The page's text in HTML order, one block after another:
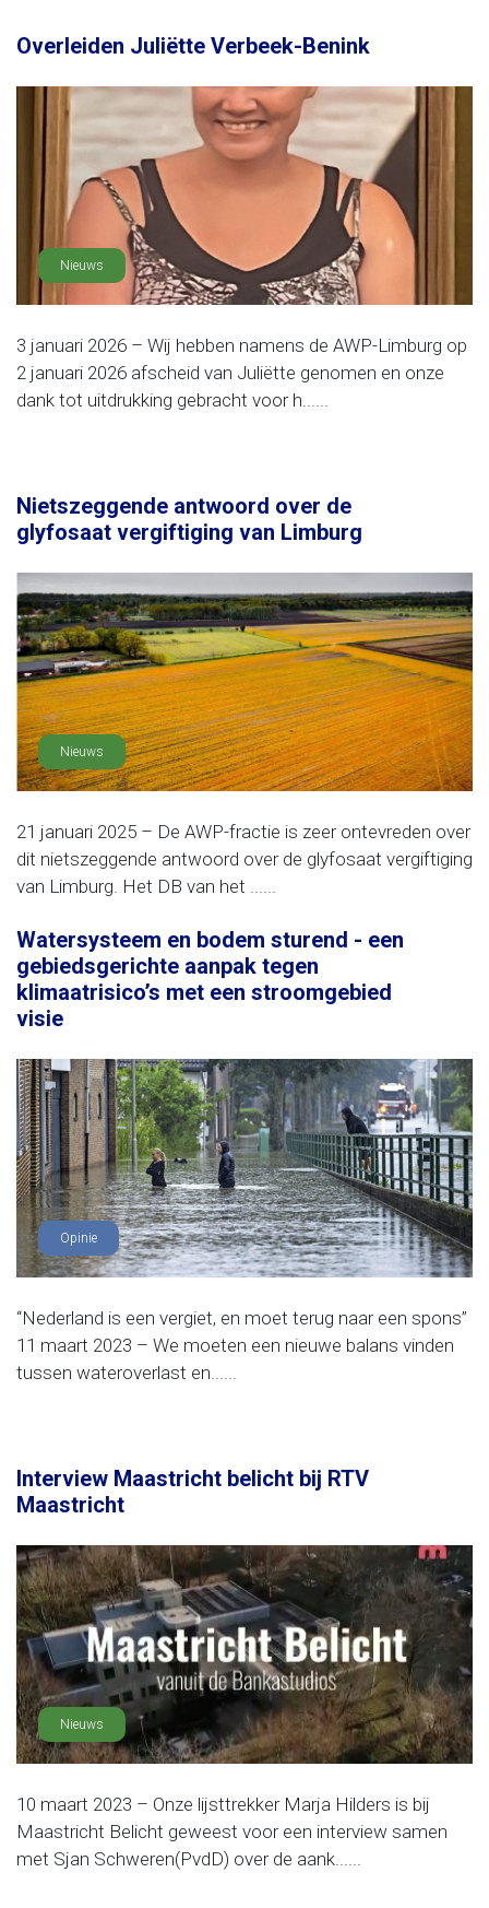
Overleiden Juliëtte Verbeek-Benink
Nieuws
3 januari 2026 – Wij hebben namens de AWP-Limburg op
2 januari 2026 afscheid van Juliëtte genomen en onze
dank tot uitdrukking gebracht voor h......
Nietszeggende antwoord over de
glyfosaat vergiftiging van Limburg
Nieuws
21 januari 2025 – De AWP-fractie is zeer ontevreden over
dit nietszeggende antwoord over de glyfosaat vergiftiging
van Limburg. Het DB van het ......
Watersysteem en bodem sturend - een
gebiedsgerichte aanpak tegen
klimaatrisico’s met een stroomgebied
visie
Opinie
“Nederland is een vergiet, en moet terug naar een spons”
11 maart 2023 – We moeten een nieuwe balans vinden
tussen wateroverlast en......
Interview Maastricht belicht bij RTV
Maastricht
Nieuws
10 maart 2023 – Onze lijsttrekker Marja Hilders is bij
Maastricht Belicht geweest voor een interview samen
met Sjan Schweren(PvdD) over de aank......